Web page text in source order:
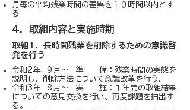
月毎の平均残業時間の差異を１０時間以内とす
る
4．取組内容と実施時期
​取組1．長時間残業を削除するための意識啓
発を行う
令和2年 9月～ 準 備：残業時間の実態を
説明し、削除方法について意識改革を行う。
令和3年 8月～ 実 施：１年間の取組結果
についての意見交換を行い、再度課題を抽出す
る。